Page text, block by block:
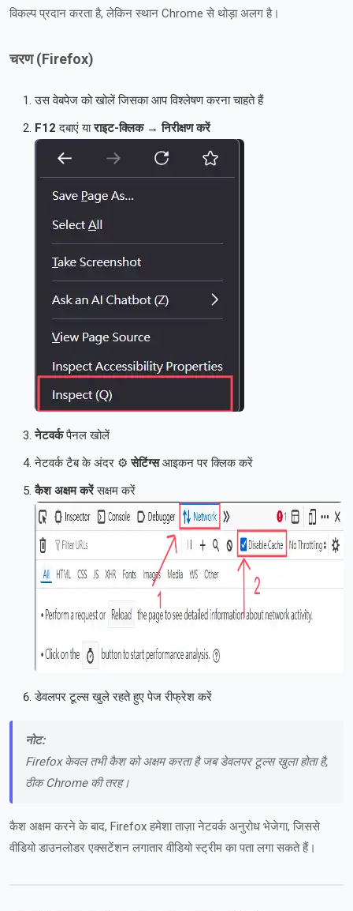
विकल्प प्रदान करता है, लेकिन स्थान Chrome से थोड़ा अलग है।
चरण (Firefox)
उस वेबपेज को खोलें जिसका आप विश्लेषण करना चाहते हैं
F12 दबाएं याराइट-क्लिक → निरीक्षण करें
नेटवर्कपैनल खोलें
नेटवर्क टैब के अंदर ⚙️सेटिंग्सआइकन पर क्लिक करें
कैश अक्षम करेंसक्षम करें
डेवलपर टूल्स खुले रहते हुए पेज रीफ्रेश करें
नोट:
Firefox केवल तभी कैश को अक्षम करता है जब डेवलपर टूल्स खुला होता है,
ठीक Chrome की तरह।
कैश अक्षम करने के बाद, Firefox हमेशा ताज़ा नेटवर्क अनुरोध भेजेगा, जिससे
वीडियो डाउनलोडर एक्सटेंशन लगातार वीडियो स्ट्रीम का पता लगा सकते हैं।